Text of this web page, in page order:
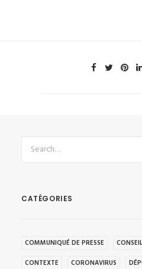
CATÉGORIES
COMMUNIQUÉ DE PRESSE
CONTEXTE
CORONAVIRUS